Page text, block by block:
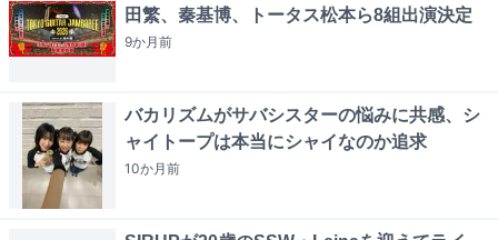
田繁、秦基博、トータス松本ら8組出演決定
9か月前
バカリズムがサバシスターの悩みに共感、シ
ャイトープは本当にシャイなのか追求
10か月前